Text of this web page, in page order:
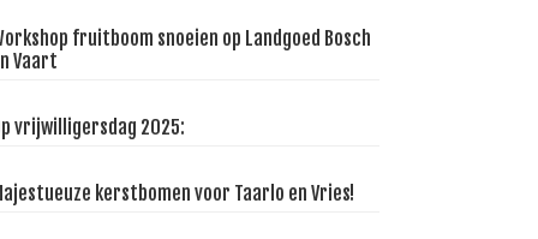
fruitboom snoeien op Landgoed Bosch
Vaart
vrijwilligersdag 2025:
kerstbomen voor Taarlo en Vries!